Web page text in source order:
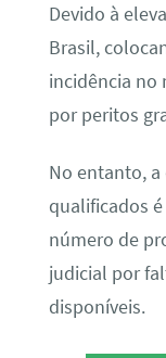
Devido à
Brasil,
incidência no
por peritos
No entanto,
qualificados
número de
judicial por
disponíveis.